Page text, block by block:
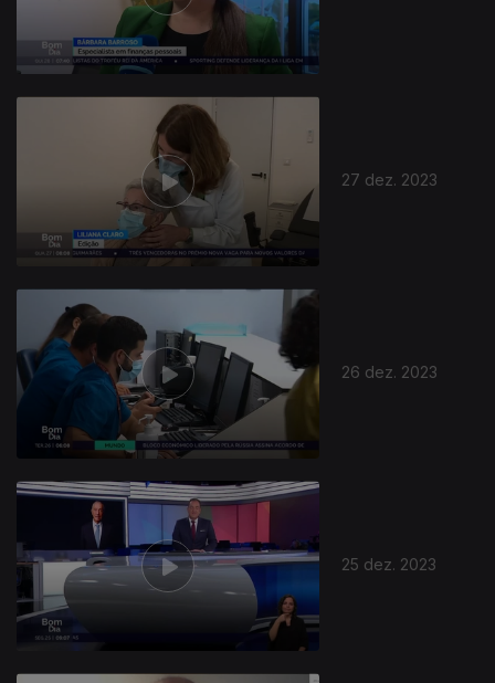
27 dez. 2023
26 dez. 2023
25 dez. 2023